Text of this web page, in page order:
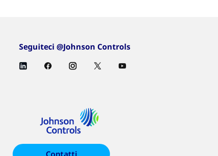
Seguiteci @Johnson Controls